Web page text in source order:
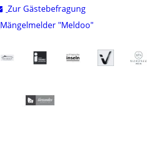
Zur Gästebefragung
Mängelmelder "Meldoo"